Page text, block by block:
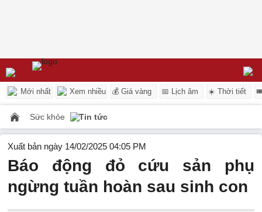
Mới nhất Xem nhiều 💰 Giá vàng 📅 Lịch âm ☀️ Thời tiết
Sức khỏe Tin tức
Xuất bản ngày 14/02/2025 04:05 PM
Báo động đỏ cứu sản phụ
ngừng tuần hoàn sau sinh con